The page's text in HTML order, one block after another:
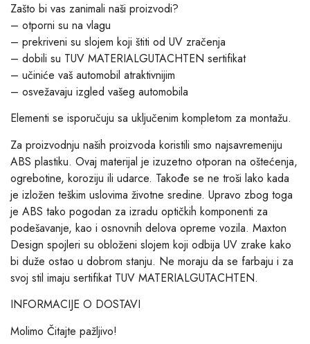
Zašto bi vas zanimali naši proizvodi?
– otporni su na vlagu
– prekriveni su slojem koji štiti od UV zračenja
– dobili su TUV MATERIALGUTACHTEN sertifikat
– učiniće vaš automobil atraktivnijim
– osvežavaju izgled vašeg automobila
Elementi se isporučuju sa uključenim kompletom za montažu.
Za proizvodnju naših proizvoda koristili smo najsavremeniju
ABS plastiku. Ovaj materijal je izuzetno otporan na oštećenja,
ogrebotine, koroziju ili udarce. Takođe se ne troši lako kada
je izložen teškim uslovima životne sredine. Upravo zbog toga
je ABS tako pogodan za izradu optičkih komponenti za
podešavanje, kao i osnovnih delova opreme vozila. Maxton
Design spojleri su obloženi slojem koji odbija UV zrake kako
bi duže ostao u dobrom stanju. Ne moraju da se farbaju i za
svoj stil imaju sertifikat TUV MATERIALGUTACHTEN.
INFORMACIJE O DOSTAVI
Molimo Čitajte pažljivo!